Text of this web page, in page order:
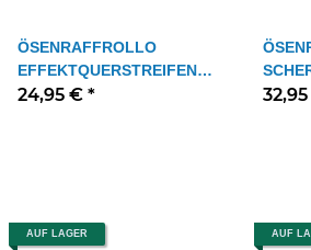
ÖSENRAFFROLLO
EFFEKTQUERSTREIFEN
STEIN 140 X 45 CM
24,95 € *
CM
AUF LAGER AUF